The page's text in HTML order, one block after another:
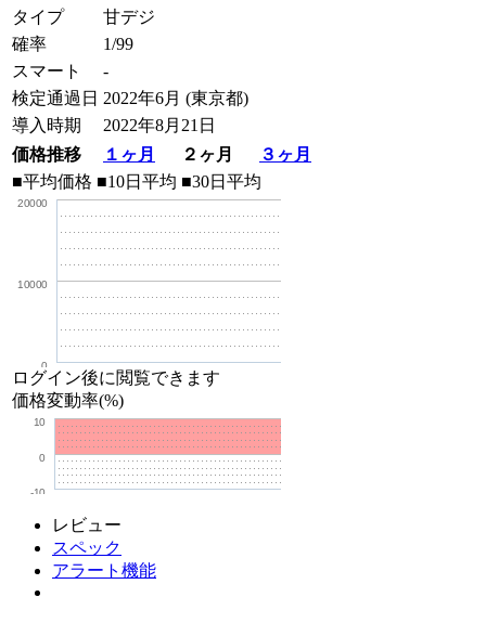
タイプ
甘デジ
確率
1/99
スマート
-
検定通過日 2022年6月 (東京都)
導入時期
2022年8月21日
価格推移
１ヶ月 ２ヶ月
３ヶ月
■平均価格 ■10日平均 ■30日平均
0
10000
20000
ログイン後に閲覧できます
価格変動率(%)
-10
0
10
レビュー
スペック
アラート機能